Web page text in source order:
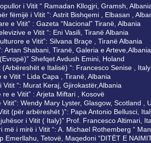
i Vitit “ Ramadan Kllogjri, Gramsh,
fëmijë i Vitit ”: Astrit Bishqemi , Elbasan ,
e Vitit” : Gazeta “Nacional” Tiranë, Albania
e Vitit “: Eni Vasili, Tiranë Albania
e Vitit”: Silvana Braçe , Tiranë Albania
Artan Shabani, Tiranë, Galeria e Arteve,Albania
Shefqet Avdush Emini, Holand
(Arbëreshët e Italisë) “: Francesco Senise , Italy
e Vitit “ Lida Capa , Tiranë, Albania
Vitit “: Murat Keraj, Gjirokastër,Albania
re e Vitit” : Arjeta Miftari , Kosovë
Vitit”: Wendy Mary Lyster, Glasgow, Scotland ,
(për arbëreshët )”: Papa Antonio Bellusci,
i Vitit ( Italy)” Prof. Francesco Altimari,
më i mirë i Vitit “: A. Michael Rothemberg “
Emerllahu, Tetovë, Maqedoni “DITËT E